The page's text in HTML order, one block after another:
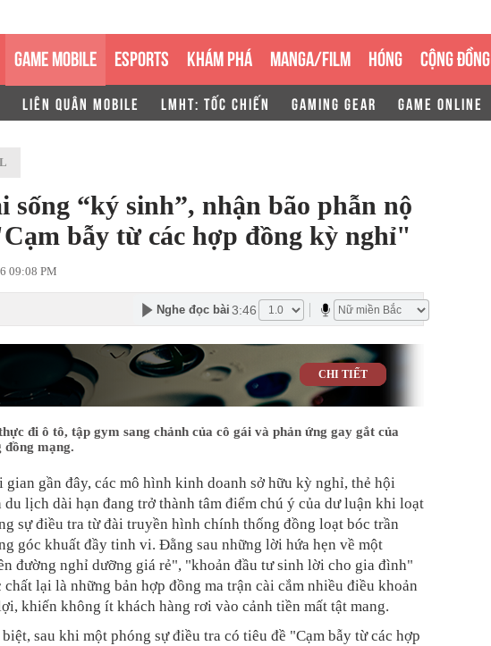
GAME MOBILE ESPORTS KHÁM PHÁ MANGA/FILM HÓNG CỘNG ĐỒNG
LIÊN QUÂN MOBILE LMHT: TỐC CHIẾN GAMING GEAR GAME ONLINE
sống “ký sinh”, nhận bão phẫn nộ
bẫy từ các hợp đồng kỳ nghỉ"
09:08 PM
Nghe đọc bài 3:46
CHI TIẾT
đi ô tô, tập gym sang chảnh của cô gái và phản ứng gay gắt của
đồng mạng.
gian gần đây, các mô hình kinh doanh sở hữu kỳ nghỉ, thẻ hội
du lịch dài hạn đang trở thành tâm điểm chú ý của dư luận khi loạt
sự điều tra từ đài truyền hình chính thống đồng loạt bóc trần
góc khuất đầy tinh vi. Đằng sau những lời hứa hẹn về một
đường nghỉ dưỡng giá rẻ", "khoản đầu tư sinh lời cho gia đình"
chất lại là những bản hợp đồng ma trận cài cắm nhiều điều khoản
khiến không ít khách hàng rơi vào cảnh tiền mất tật mang.
sau khi một phóng sự điều tra có tiêu đề "Cạm bẫy từ các hợp